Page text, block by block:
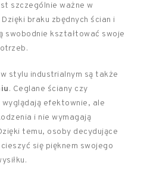
szczególnie ważne w
braku zbędnych ścian i
swobodnie kształtować swoje
stylu industrialnym są także
. Ceglane ściany czy
efektownie, ale
i nie wymagają
temu, osoby decydujące
się pięknem swojego